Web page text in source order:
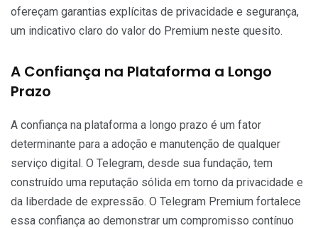
ofereçam garantias explícitas de privacidade e segurança,
um indicativo claro do valor do Premium neste quesito.
A Confiança na Plataforma a Longo
Prazo
A confiança na plataforma a longo prazo é um fator
determinante para a adoção e manutenção de qualquer
serviço digital. O Telegram, desde sua fundação, tem
construído uma reputação sólida em torno da privacidade e
da liberdade de expressão. O Telegram Premium fortalece
essa confiança ao demonstrar um compromisso contínuo